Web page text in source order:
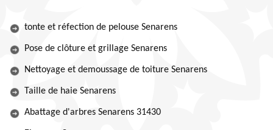
tonte et réfection de pelouse Senarens
Pose de clôture et grillage Senarens
Nettoyage et demoussage de toiture Senarens
Taille de haie Senarens
Abattage d'arbres Senarens 31430